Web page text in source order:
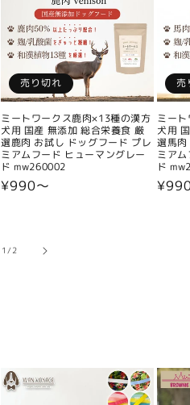
売り切れ
ミートワークス鹿肉×13種の漢方
犬用 国産 無添加 総合栄養食 厳
選鹿肉 お試し ドッグフード プレ
ミアムフード ヒューマングレー
ド mw260002
通
¥990〜
売
ミー
犬用
選馬
ミア
ド
通
1/の
2